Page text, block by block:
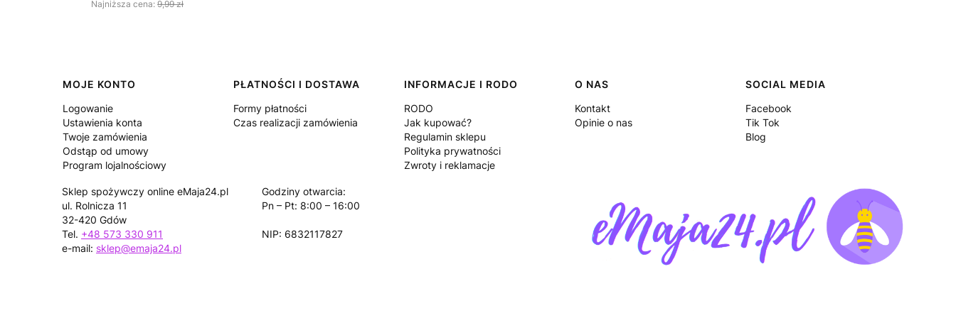
Najniższa cena: 9,99 zł
Linki w stopce
MOJE KONTO
Logowanie
Ustawienia konta
Twoje zamówienia
Odstąp od umowy
Program lojalnościowy
PŁATNOŚCI I DOSTAWA
Formy płatności
Czas realizacji zamówienia
INFORMACJE I RODO
RODO
Jak kupować?
Regulamin sklepu
Polityka prywatności
Zwroty i reklamacje
O NAS
Kontakt
Opinie o nas
SOCIAL MEDIA
Facebook
Tik Tok
Blog
Sklep spożywczy online eMaja24.pl
ul. Rolnicza 11
32-420 Gdów
Tel. +48 573 330 911
e-mail: sklep@emaja24.pl
Godziny otwarcia:
Pn – Pt: 8:00 – 16:00
NIP: 6832117827